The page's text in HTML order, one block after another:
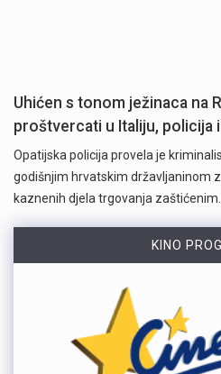
Uhićen s tonom ježinaca na
proštvercati u Italiju, policija
Opatijska policija provela je
godišnjim hrvatskim državljaninom
kaznenih djela trgovanja zaštićenim…
KINO